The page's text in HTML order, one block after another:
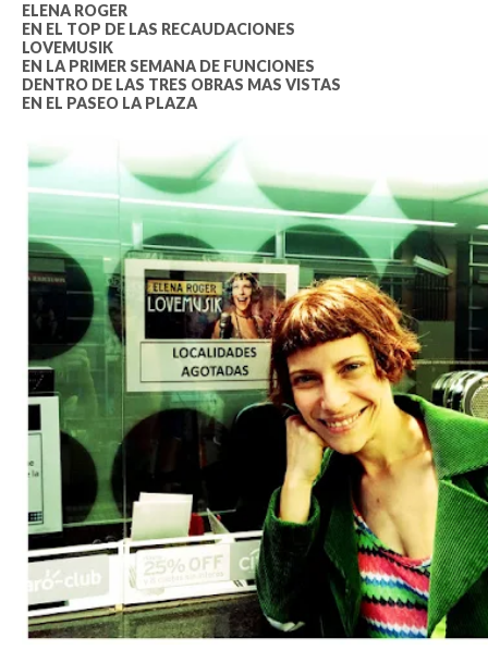
ELENA ROGER
EN EL TOP DE LAS RECAUDACIONES
LOVEMUSIK
EN LA PRIMER SEMANA DE FUNCIONES
DENTRO DE LAS TRES OBRAS MAS VISTAS
EN EL PASEO LA PLAZA